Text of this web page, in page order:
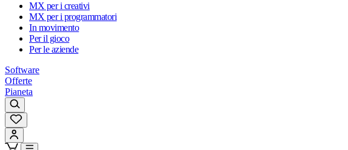
MX per i creativi
MX per i programmatori
In movimento
Per il gioco
Per le aziende
Software
Offerte
Pianeta